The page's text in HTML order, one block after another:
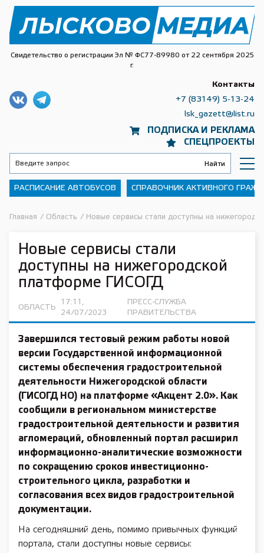
Свидетельство о регистрации Эл № ФС77-89980 от 22 сентября 2025
г.
ПОДПИСКА И РЕКЛАМА
СПЕЦПРОЕКТЫ
Контакты
+7 (83149) 5-13-24
lsk_gazett@list.ru
РАСПИСАНИЕ АВТОБУСОВ СПРАВОЧНИК АКТИВНОГО
Главная / Область / Новые сервисы стали доступны на
Новые сервисы стали
доступны на нижегородской
платформе ГИСОГД
ОБЛАСТЬ
17:11,
24/07/2023
ПРЕСС-СЛУЖБА
ПРАВИТЕЛЬСТВА
Завершился тестовый режим работы новой
версии Государственной информационной
системы обеспечения градостроительной
деятельности Нижегородской области
(ГИСОГД НО) на платформе «Акцент 2.0». Как
сообщили в региональном министерстве
градостроительной деятельности и развития
агломераций, обновленный портал расширил
информационно-аналитические возможности
по сокращению сроков инвестиционно-
строительного цикла, разработки и
согласования всех видов градостроительной
документации.
На сегодняшний день, помимо привычных функций
портала, стали доступны новые сервисы: